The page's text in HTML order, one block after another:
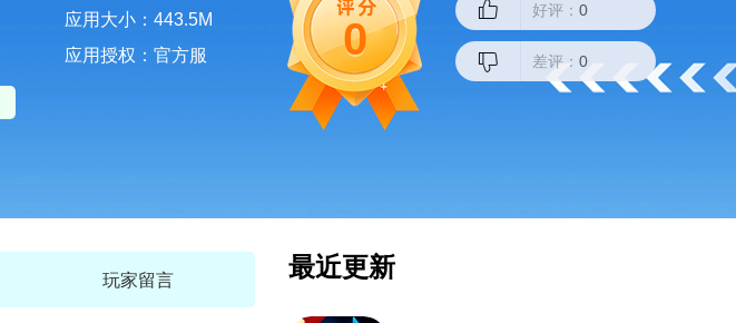
应用大小：443.5M
应用授权：官方服 0
好评： 0
差评： 0
玩家留言 最近更新